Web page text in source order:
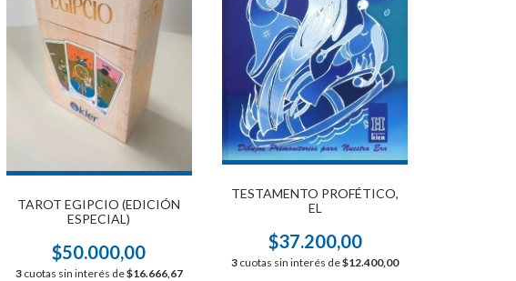
TAROT EGIPCIO (EDICIÓN
ESPECIAL)
$50.000,00
3 cuotas sin interés de$16.666,67
TESTAMENTO PROFÉTICO,
EL
$37.200,00
3 cuotas sin interés de$12.400,00